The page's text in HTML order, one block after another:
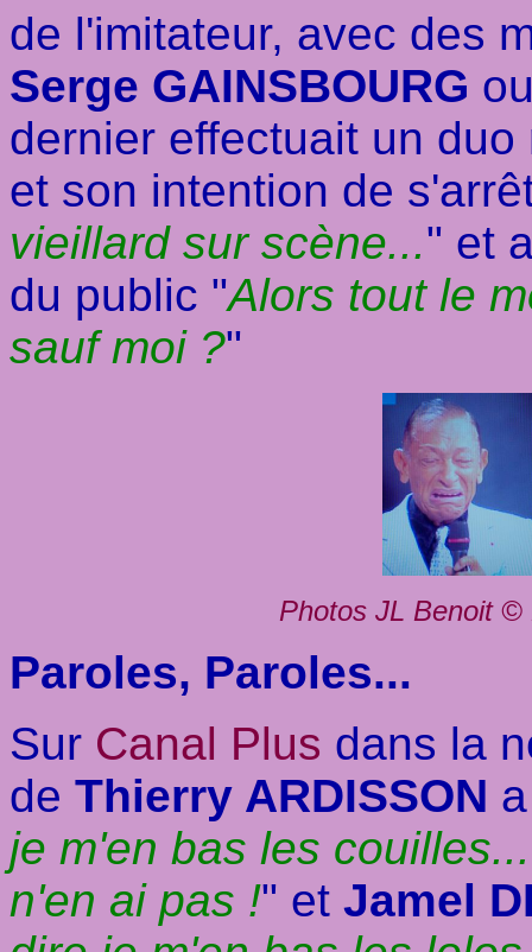
de l'imitateur, avec des
Serge GAINSBOURG
dernier effectuait un
et son intention de
vieillard sur scène..." et
du public "Alors tout le
sauf moi ?"
Photos JL Benoit ©
Paroles, Paroles...
Sur Canal Plus dans la
de Thierry ARDISSON
je m'en bas les couilles...
n'en ai pas !" et Jamel